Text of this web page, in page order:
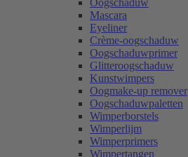
Oogschaduw
Mascara
Eyeliner
Crème-oogschaduw
Oogschaduwprimer
Glitteroogschaduw
Kunstwimpers
Oogmake-up remover
Oogschaduwpaletten
Wimperborstels
Wimperlijm
Wimperprimers
Wimpertangen